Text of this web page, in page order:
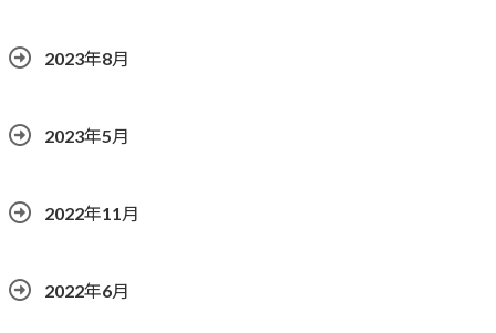
2023年8月
2023年5月
2022年11月
2022年6月